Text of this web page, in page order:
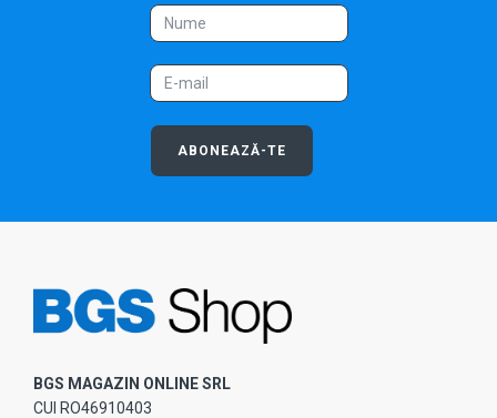
ABONEAZĂ-TE
BGS MAGAZIN ONLINE SRL
CUI RO46910403